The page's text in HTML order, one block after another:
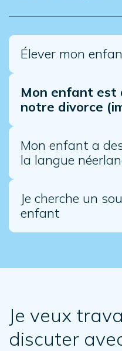
Élever mon
Mon enfant
notre divorce
Mon enfant a
la langue
Je cherche un
enfant
Je veux
discuter